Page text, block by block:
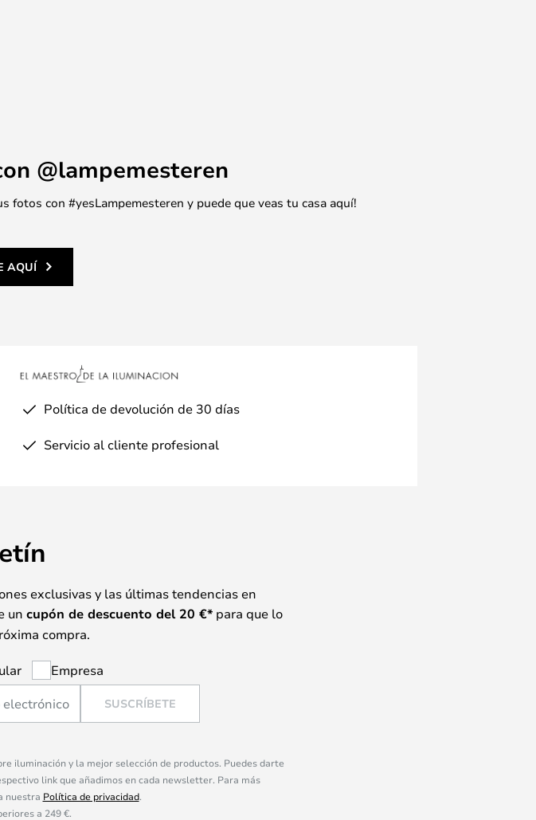
@lampemesteren
con #yesLampemesteren y puede que veas tu casa aquí!
AQUÍ
Política de devolución de 30 días
Servicio al cliente profesional
exclusivas y las últimas tendencias en
un cupón de descuento del 20 €*para que lo
compra.
Empresa
SUSCRÍBETE
iluminación y la mejor selección de productos. Puedes darte
link que añadimos en cada newsletter. Para más
nuestra Política de privacidad.
a 249 €.